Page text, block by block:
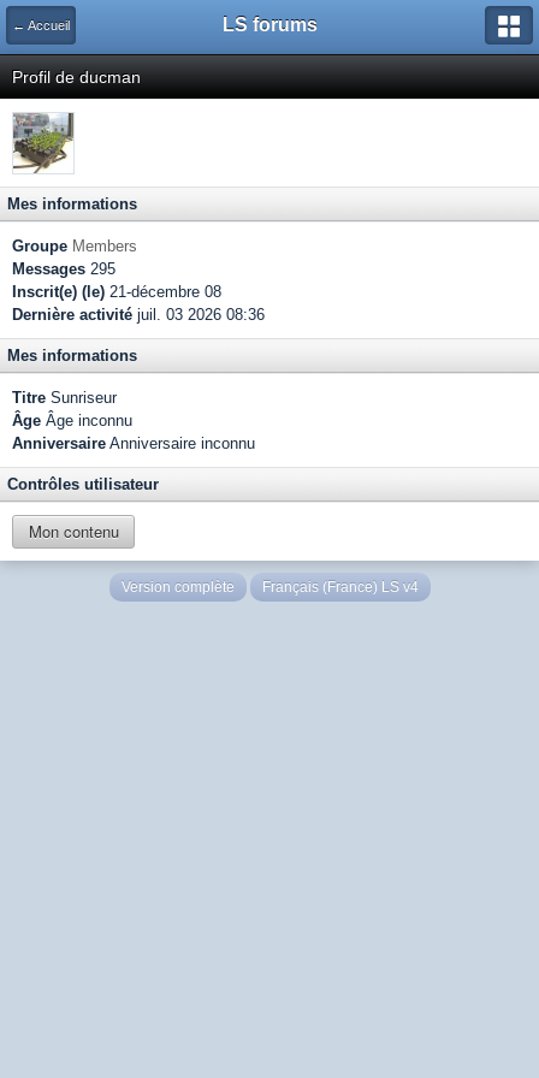
← Accueil LS forums
Profil de ducman
Mes informations
Groupe Members
Messages 295
Inscrit(e) (le) 21-décembre 08
Dernière activité juil. 03 2026 08:36
Mes informations
Titre Sunriseur
Âge Âge inconnu
Anniversaire Anniversaire inconnu
Contrôles utilisateur
Mon contenu
Version complète Français (France) LS v4